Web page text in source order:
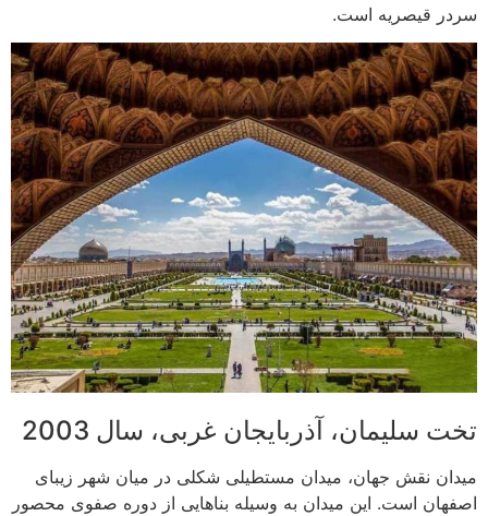
سردر قیصریه است.
تخت سلیمان، آذربایجان غربی، سال 2003
میدان نقش جهان، میدان مستطیلی شکلی در میان شهر زیبای
اصفهان است. این میدان به وسیله بناهایی از دوره صفوی محصور